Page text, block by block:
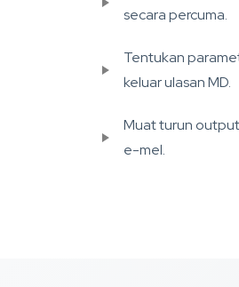
secara percuma.
Tentukan
keluar ulasan MD.
Muat turun
e-mel.